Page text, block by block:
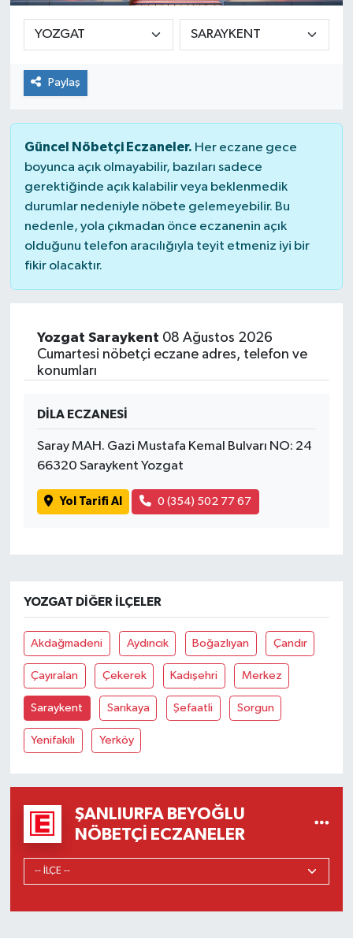
Paylaş
Güncel Nöbetçi Eczaneler. Her eczane gece
boyunca açık olmayabilir, bazıları sadece
gerektiğinde açık kalabilir veya beklenmedik
durumlar nedeniyle nöbete gelemeyebilir. Bu
nedenle, yola çıkmadan önce eczanenin açık
olduğunu telefon aracılığıyla teyit etmeniz iyi bir
fikir olacaktır.
Yozgat Saraykent 08 Ağustos 2026
Cumartesi nöbetçi eczane adres, telefon ve
konumları
DİLA ECZANESİ
Saray MAH. Gazi Mustafa Kemal Bulvarı NO: 24
66320 Saraykent Yozgat
Yol Tarifi Al 0 (354) 502 77 67
YOZGAT DIĞER İLÇELER
Akdağmadeni Aydıncık Boğazlıyan Çandır
Çayıralan Çekerek Kadışehri Merkez
Saraykent Sarıkaya Şefaatli Sorgun
Yenifakılı Yerköy
ŞANLIURFA BEYOĞLU
NÖBETÇI ECZANELER